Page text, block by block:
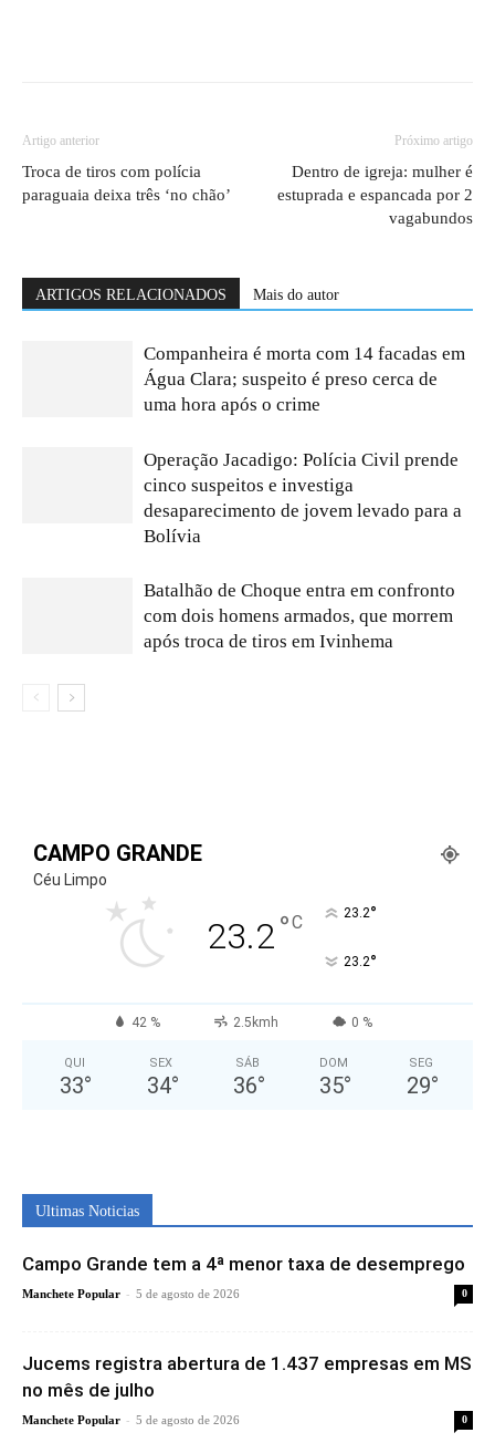
Artigo anterior
Troca de tiros com polícia
paraguaia deixa três ‘no chão’
Próximo artigo
Dentro de igreja: mulher é
estuprada e espancada por 2
vagabundos
ARTIGOS RELACIONADOS Mais do autor
Companheira é morta com 14 facadas em
Água Clara; suspeito é preso cerca de
uma hora após o crime
Operação Jacadigo: Polícia Civil prende
cinco suspeitos e investiga
desaparecimento de jovem levado para a
Bolívia
Batalhão de Choque entra em confronto
com dois homens armados, que morrem
após troca de tiros em Ivinhema
CAMPO GRANDE
Céu Limpo
23.2°C 23.2°
23.2°
42 % 2.5kmh 0 %
QUI
33°
SEX
34°
SÁB
36°
DOM
35°
SEG
29°
Ultimas Noticias
Campo Grande tem a 4ª menor taxa de desemprego
Manchete Popular - 5 de agosto de 2026 0
Jucems registra abertura de 1.437 empresas em MS
no mês de julho
Manchete Popular - 5 de agosto de 2026 0